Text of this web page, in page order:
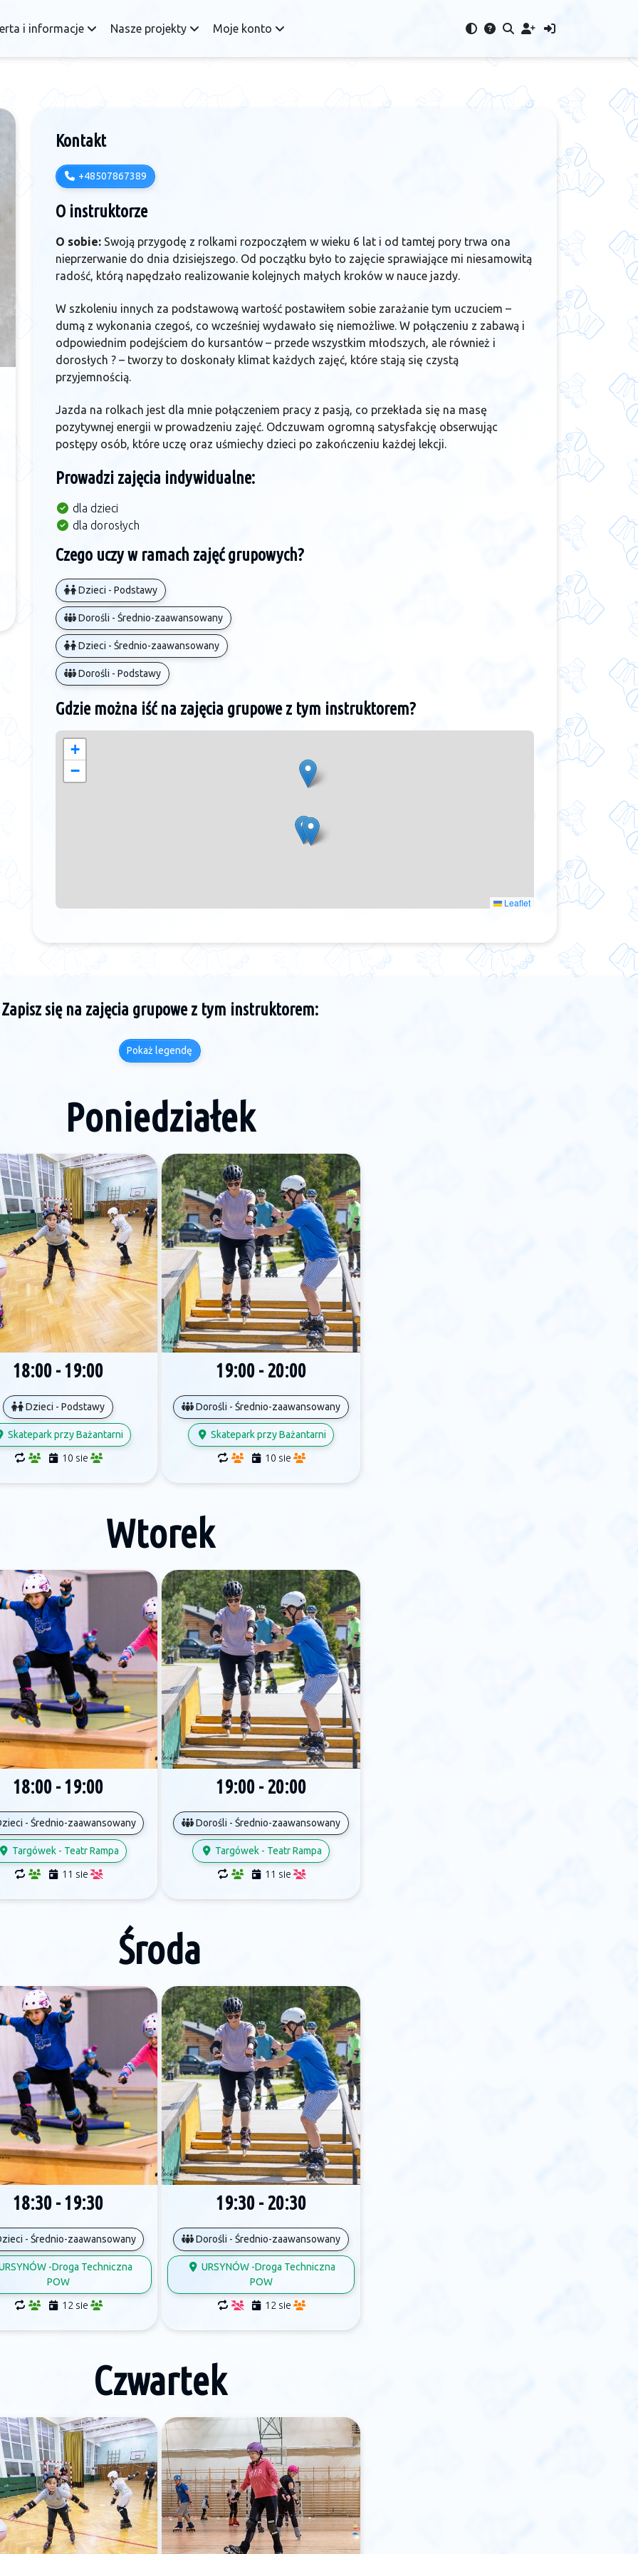
i informacje Nasze projekty Moje konto
Kontakt
+48507867389
O instruktorze
O sobie: Swoją przygodę z rolkami rozpocząłem w wieku 6 lat i od tamtej pory trwa ona
nieprzerwanie do dnia dzisiejszego. Od początku było to zajęcie sprawiające mi niesamowitą
radość, którą napędzało realizowanie kolejnych małych kroków w nauce jazdy.
W szkoleniu innych za podstawową wartość postawiłem sobie zarażanie tym uczuciem –
dumą z wykonania czegoś, co wcześniej wydawało się niemożliwe. W połączeniu z zabawą i
odpowiednim podejściem do kursantów – przede wszystkim młodszych, ale również i
dorosłych ? – tworzy to doskonały klimat każdych zajęć, które stają się czystą
przyjemnością.
Jazda na rolkach jest dla mnie połączeniem pracy z pasją, co przekłada się na masę
pozytywnej energii w prowadzeniu zajęć. Odczuwam ogromną satysfakcję obserwując
postępy osób, które uczę oraz uśmiechy dzieci po zakończeniu każdej lekcji.
Prowadzi zajęcia indywidualne:
dla dzieci
dla dorosłych
Czego uczy w ramach zajęć grupowych?
Dzieci - Podstawy
Dorośli - Średnio-zaawansowany
Dzieci - Średnio-zaawansowany
Dorośli - Podstawy
Gdzie można iść na zajęcia grupowe z tym instruktorem?
+
−
Leaflet
Zapisz się na zajęcia grupowe z tym instruktorem:
Pokaż legendę
Poniedziałek
18:00 - 19:00
Dzieci - Podstawy
Skatepark przy Bażantarni
10 sie
19:00 - 20:00
Dorośli - Średnio-zaawansowany
Skatepark przy Bażantarni
10 sie
Wtorek
18:00 - 19:00
- Średnio-zaawansowany
Targówek - Teatr Rampa
11 sie
19:00 - 20:00
Dorośli - Średnio-zaawansowany
Targówek - Teatr Rampa
11 sie
Środa
18:30 - 19:30
- Średnio-zaawansowany
-Droga Techniczna
POW
12 sie
19:30 - 20:30
Dorośli - Średnio-zaawansowany
URSYNÓW -Droga Techniczna
POW
12 sie
Czwartek